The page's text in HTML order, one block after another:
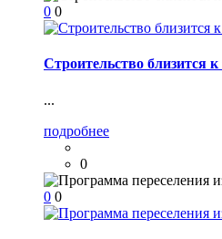
0 0
Строительство близится
...
подробнее
0
0 0